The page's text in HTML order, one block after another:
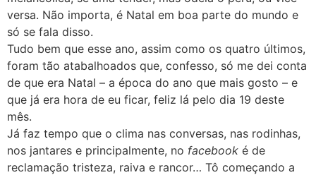
versa. Não importa, é Natal em boa parte do mundo e
só se fala disso.
Tudo bem que esse ano, assim como os quatro últimos,
foram tão atabalhoados que, confesso, só me dei conta
de que era Natal – a época do ano que mais gosto – e
que já era hora de eu ficar, feliz lá pelo dia 19 deste
mês.
Já faz tempo que o clima nas conversas, nas rodinhas,
nos jantares e principalmente, no facebook é de
reclamação tristeza, raiva e rancor… Tô começando a